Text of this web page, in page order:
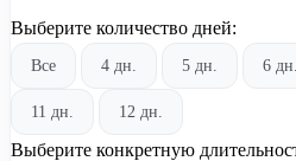
Выберите количество дней:
Все 4 дн. 5 дн. 6 дн.
11 дн. 12 дн.
Выберите конкретную